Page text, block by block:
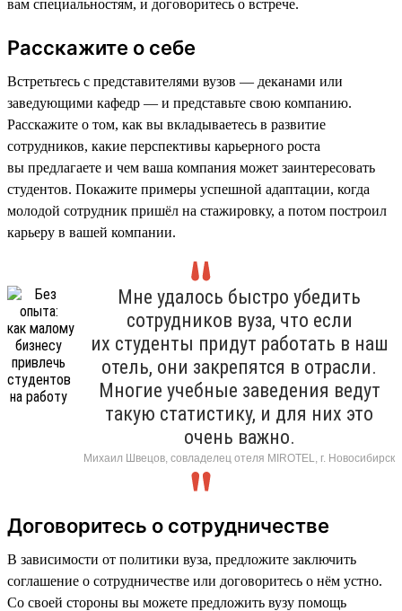
вам специальностям, и договоритесь о встрече.
Расскажите о себе
Встретьтесь с представителями вузов — деканами или
заведующими кафедр — и представьте свою компанию.
Расскажите о том, как вы вкладываетесь в развитие
сотрудников, какие перспективы карьерного роста
вы предлагаете и чем ваша компания может заинтересовать
студентов. Покажите примеры успешной адаптации, когда
молодой сотрудник пришёл на стажировку, а потом построил
карьеру в вашей компании.
Мне удалось быстро убедить
сотрудников вуза, что если
их студенты придут работать в наш
отель, они закрепятся в отрасли.
Многие учебные заведения ведут
такую статистику, и для них это
очень важно.
Михаил Швецов, совладелец отеля MIROTEL, г. Новосибирск
Договоритесь о сотрудничестве
В зависимости от политики вуза, предложите заключить
соглашение о сотрудничестве или договоритесь о нём устно.
Со своей стороны вы можете предложить вузу помощь